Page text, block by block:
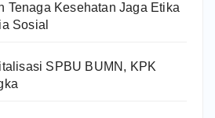
Tenaga Kesehatan Jaga Etika
Sosial
SPBU BUMN, KPK